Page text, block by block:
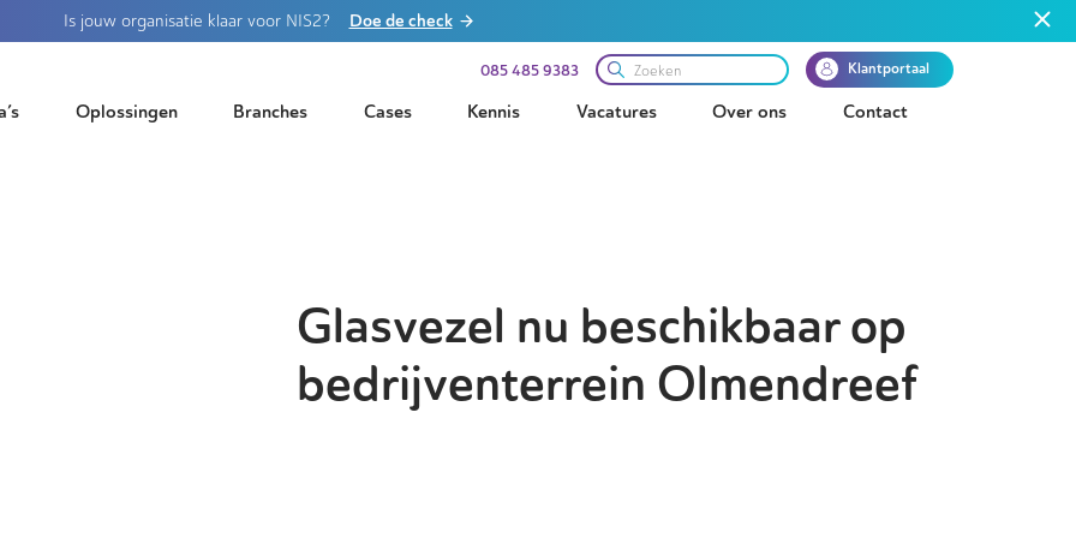
Is jouw organisatie klaar voor NIS2? Doe de check
085 485 9383 Klantportaal
Oplossingen Branches Cases Kennis Vacatures Over ons Contact
Glasvezel nu beschikbaar op
bedrijventerrein Olmendreef